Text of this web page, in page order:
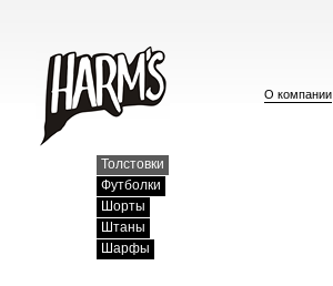
О компании
Толстовки
Футболки
Шорты
Штаны
Шарфы